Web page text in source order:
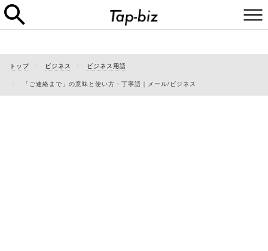
トップ ビジネス ビジネス用語
「ご連絡まで」の意味と使い方・丁寧語｜メール/ビジネス